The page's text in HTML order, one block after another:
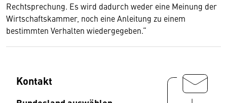
Rechtsprechung. Es wird dadurch weder eine Meinung der
Wirtschaftskammer, noch eine Anleitung zu einem
bestimmten Verhalten wiedergegeben.“
Kontakt